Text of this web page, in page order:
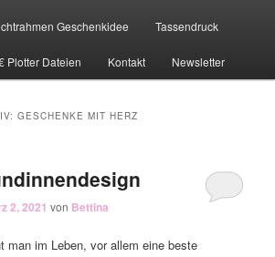
Geschenkidee Tassendruck
Plotter Dateien Kontakt Newsletter
GESCHENKE MIT HERZ
2, 2021 von Bettina
man im Leben, vor allem eine beste